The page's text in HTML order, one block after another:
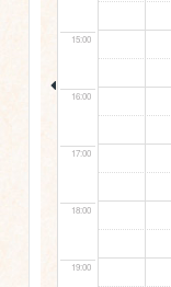
15:00
16:00
17:00
18:00
19:00